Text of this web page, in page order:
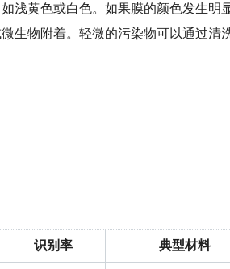
浅黄色或白色。如果膜的颜色发生明
生物附着。轻微的污染物可以通过清
识别率 典型材料